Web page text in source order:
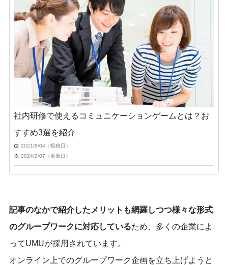
社内研修で使えるコミュニケーションゲームとは？お
すすめ3選を紹介
2021/8/04（投稿日）
2024/3/07（更新日）
記事のなかで紹介したメリットも網羅しつつ様々な形式
のグループワークに対応しているため、多くの企業によ
ってUMUが採用されています。
オンライン上でのグループワーク企画を立ち上げようと